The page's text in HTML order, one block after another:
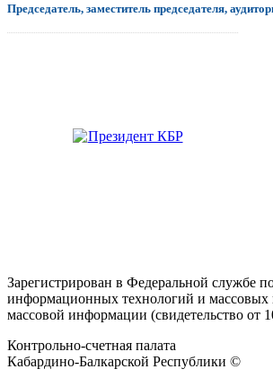
Председатель, заместитель председателя,
Зарегистрирован в Федеральной службе
информационных технологий и массовых
массовой информации (свидетельство
Контрольно-счетная палата
Кабардино-Балкарской Республики ©